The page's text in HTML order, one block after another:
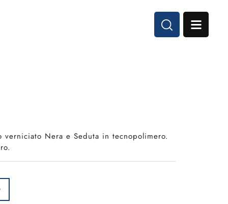
Nera e Seduta in tecnopolimero.